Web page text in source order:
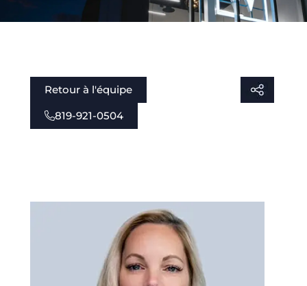
Retour à l'équipe
819-921-0504